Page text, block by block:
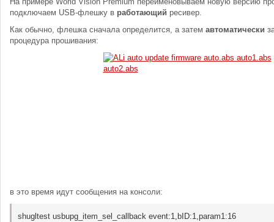
подключаем USB-флешку в работающий ресивер.
Как обычно, флешка сначала определится, а затем автоматически
процедура прошивания:
в это время идут сообщения на консоли:
shugltest usbupg_item_sel_callback event:1,bID:1,param1:16